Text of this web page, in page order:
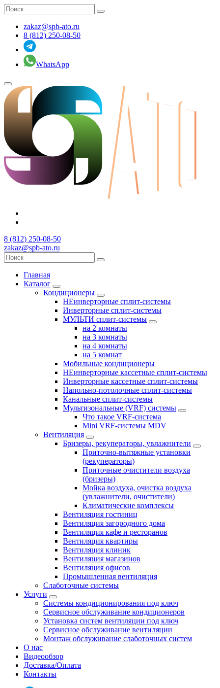
zakaz@spb-ato.ru
8 (812) 250-08-50
WhatsApp
8 (812) 250-08-50
zakaz@spb-ato.ru
Главная
Каталог
Кондиционеры
НЕинверторные сплит-системы
Инверторные сплит-системы
МУЛЬТИ сплит-системы
на 2 комнаты
на 3 комнаты
на 4 комнаты
на 5 комнат
Мобильные кондиционеры
НЕинверторные кассетные сплит-системы
Инверторные кассетные сплит-системы
Напольно-потолочные сплит-системы
Канальные сплит-системы
Мультизональные (VRF) системы
Что такое VRF-система
Mini VRF-системы MDV
Вентиляция
Бризеры, рекуператоры, увлажнители
Приточно-вытяжные установки
(рекуператоры)
Приточные очистители воздуха
(бризеры)
Мойка воздуха, очистка воздуха
(увлажнители, очистители)
Климатические комплексы
Вентиляция гостиниц
Вентиляция загородного дома
Вентиляция кафе и ресторанов
Вентиляция квартиры
Вентиляция клиник
Вентиляция магазинов
Вентиляция офисов
Промышленная вентиляция
Слаботочные системы
Услуги
Системы кондиционирования под ключ
Сервисное обслуживание кондиционеров
Установка систем вентиляции под ключ
Сервисное обслуживание вентиляции
Монтаж обслуживание слаботочных систем
О нас
Видеообзор
Доставка/Оплата
Контакты